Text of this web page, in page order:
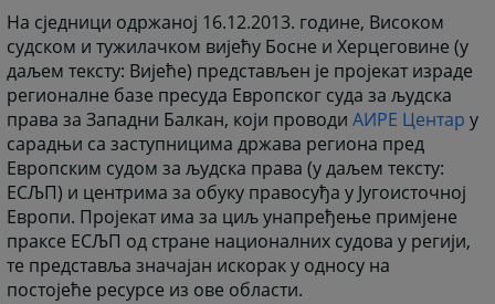
На сједници одржаној 16.12.2013. године, Високом
судском и тужилачком вијећу Босне и Херцеговине (у
даљем тексту: Вијеће) представљен је пројекат израде
регионалне базе пресуда Европског суда за људска
права за Западни Балкан, који проводиАИРЕ Центар у
сарадњи са заступницима држава региона пред
Европским судом за људска права (у даљем тексту:
ЕСЉП) и центрима за обуку правосуђа у Југоисточној
Европи. Пројекат има за циљ унапређење примјене
праксе ЕСЉП од стране националних судова у регији,
те представља значајан искорак у односу на
постојеће ресурсе из ове области.